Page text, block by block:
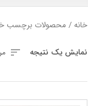
خانه/ محصولات برچسب خورده “#وایر
نمایش یک نتیجه